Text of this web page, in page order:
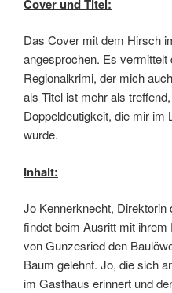
Cover und Titel:
Das Cover mit dem Hirsch
angesprochen. Es
Regionalkrimi, der mich
als Titel ist mehr als
Doppeldeutigkeit, die mir im
wurde.
Inhalt:
Jo Kennerknecht,
findet beim Ausritt mit ihrem
von Gunzesried den
Baum gelehnt. Jo, die sich
im Gasthaus erinnert und